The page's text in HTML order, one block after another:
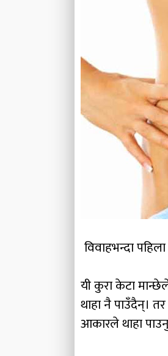
विवाहभन्दा
यी कुरा केटा
थाहा नै पाउँदैन्।
आकारले थाहा